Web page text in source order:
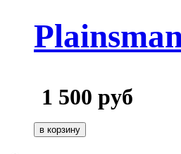
1 500 руб